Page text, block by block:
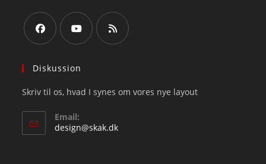
in
new
tab
in
new
new
Diskussion
Skriv til os, hvad I synes om vores nye layout
Email:
design@skak.dkOpens